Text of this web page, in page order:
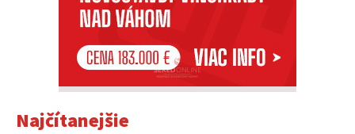
Najčítanejšie